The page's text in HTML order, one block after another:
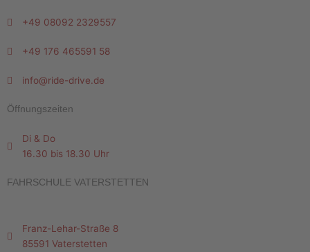
+49 08092 2329557
+49 176 465591 58
info@ride-drive.de
Öffnungszeiten
Di & Do
16.30 bis 18.30 Uhr
FAHRSCHULE VATERSTETTEN
Franz-Lehar-Straße 8
85591 Vaterstetten